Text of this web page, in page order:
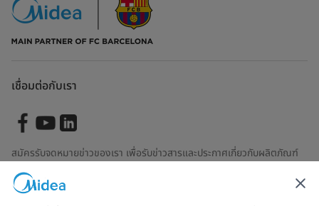
เชื่อมต่อกับเรา
สมัครรับจดหมายข่าวของเรา เพื่อรับข่าวสารและประกาศเกี่ยวกับผลิตภัณฑ์
ล่าสุด